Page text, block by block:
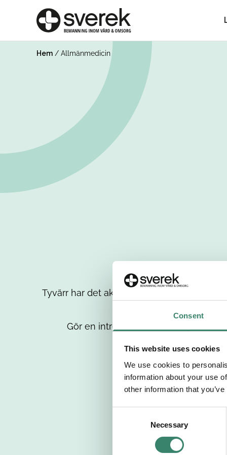
Consent
This website uses cookies
We use cookies to
information about your use
other information that
Necessary
Hem / Allmänmedicin
Tyvärr har det aktuella jobbet tagits bort
Gör en intresseanmälan så